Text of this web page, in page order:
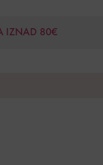
IZNAD 80€